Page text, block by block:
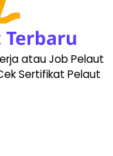
Terbaru
atau Job Pelaut
Sertifikat Pelaut